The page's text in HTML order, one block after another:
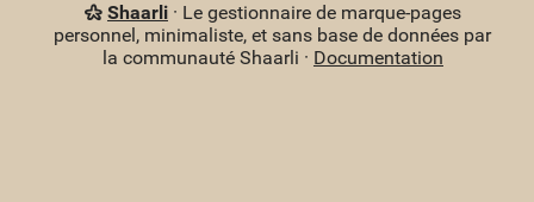
Shaarli· Le gestionnaire de marque-pages
personnel, minimaliste, et sans base de données par
la communauté Shaarli · Documentation